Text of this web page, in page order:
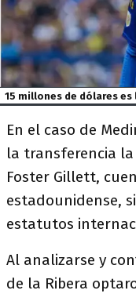
15 millones de dólares es
En el caso de
la transferencia
Foster Gillett,
estadounidense,
estatutos
Al analizarse y
de la Ribera